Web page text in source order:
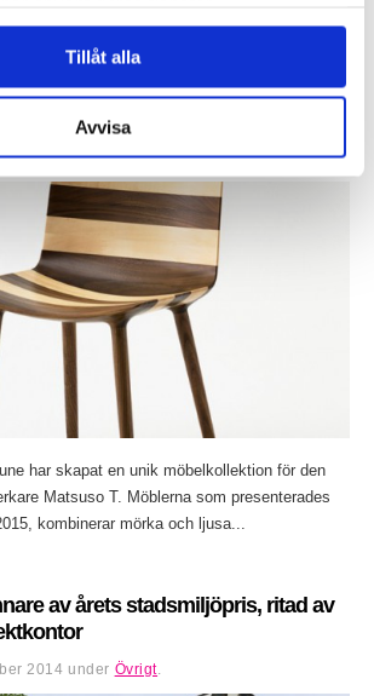
Tillåt alla
Avvisa
Rune gör randig möbelkollektion
2015underÖvrigt.
har skapat en unik möbelkollektion för den
Matsuso T. Möblerna som presenterades
kombinerar mörka och ljusa...
av årets stadsmiljöpris, ritad av
2014 under Övrigt